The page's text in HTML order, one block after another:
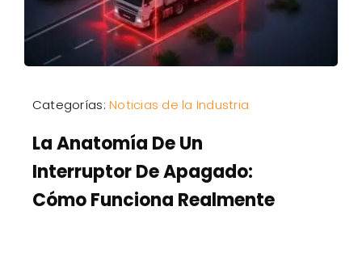
Categorías:Noticias de la Industria
La Anatomía De Un
Interruptor De Apagado:
Cómo Funciona Realmente